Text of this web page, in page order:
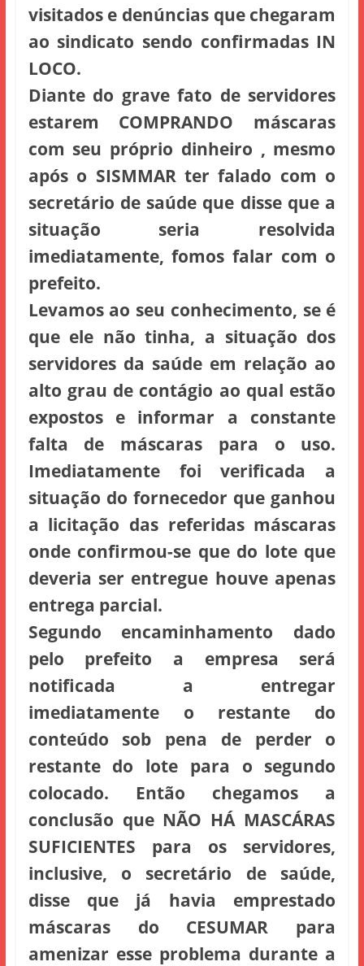
visitados e denúncias que chegaram
ao sindicato sendo confirmadas IN
LOCO.
Diante do grave fato de servidores
estarem COMPRANDO máscaras
com seu próprio dinheiro , mesmo
após o SISMMAR ter falado com o
secretário de saúde que disse que a
situação seria resolvida
imediatamente, fomos falar com o
prefeito.
Levamos ao seu conhecimento, se é
que ele não tinha, a situação dos
servidores da saúde em relação ao
alto grau de contágio ao qual estão
expostos e informar a constante
falta de máscaras para o uso.
Imediatamente foi verificada a
situação do fornecedor que ganhou
a licitação das referidas máscaras
onde confirmou-se que do lote que
deveria ser entregue houve apenas
entrega parcial.
Segundo encaminhamento dado
pelo prefeito a empresa será
notificada a entregar
imediatamente o restante do
conteúdo sob pena de perder o
restante do lote para o segundo
colocado. Então chegamos a
conclusão que NÃO HÁ MASCÁRAS
SUFICIENTES para os servidores,
inclusive, o secretário de saúde,
disse que já havia emprestado
máscaras do CESUMAR para
amenizar esse problema durante a